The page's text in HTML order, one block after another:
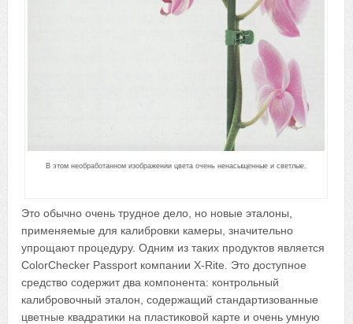
В этом необработанном изображении цвета очень ненасыщенные и светлые.
Это обычно очень трудное дело, но новые эталоны,
применяемые для калибровки камеры, значительно
упрощают процедуру. Одним из таких продуктов является
ColorChecker Passport компании X-Rite. Это доступное
средство содержит два компонента: контрольный
калибровочный эталон, содержащий стандартизованные
цветные квадратики на пластиковой карте и очень умную